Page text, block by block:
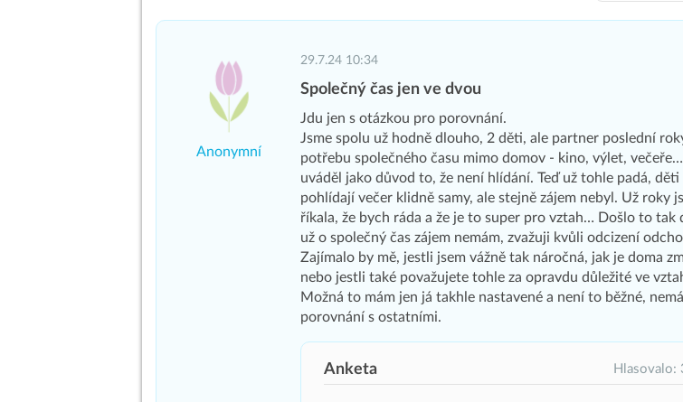
Anonymní
29.7.24 10:34
Společný čas jen ve dvou
Jdu jen s otázkou pro porovnání.
Jsme spolu už hodně dlouho, 2 děti, ale partner poslední
potřebu společného času mimo domov - kino, výlet,
uváděl jako důvod to, že není hlídání. Teď už tohle padá, děti
pohlídají večer klidně samy, ale stejně zájem nebyl. Už roky
říkala, že bych ráda a že je to super pro vztah… Došlo to tak
už o společný čas zájem nemám, zvažuji kvůli odcizení
Zajímalo by mě, jestli jsem vážně tak náročná, jak je doma
nebo jestli také považujete tohle za opravdu důležité ve
Možná to mám jen já takhle nastavené a není to běžné,
porovnání s ostatními.
Anketa Hlasovalo: